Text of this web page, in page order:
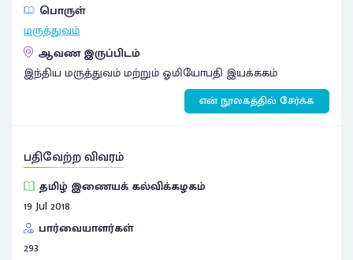
பொருள்
மருத்துவம்
ஆவண இருப்பிடம்
இந்திய மருத்துவம் மற்றும் ஓமியோபதி இயக்ககம்
என் நூலகத்தில் சேர்க்க
பதிவேற்ற விவரம்
தமிழ் இணையக் கல்விக்கழகம்
19 Jul 2018
பார்வையாளர்கள்
293